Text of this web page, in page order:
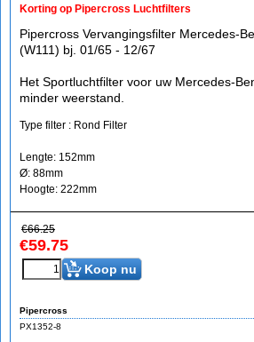
Korting op Pipercross Luchtfilters
Pipercross Vervangingsfilter Mercedes-
(W111) bj. 01/65 - 12/67
Het Sportluchtfilter voor uw Mercedes-
minder weerstand.
Type filter : Rond Filter
Lengte: 152mm
Ø: 88mm
Hoogte: 222mm
€66.25
€59.75
Koop nu
Pipercross
PX1352-8